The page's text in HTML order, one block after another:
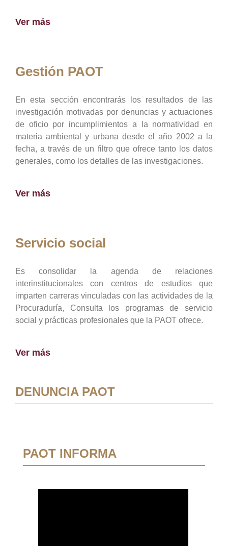
Ver más
Gestión PAOT
En esta sección encontrarás los resultados de las
investigación motivadas por denuncias y actuaciones
de oficio por incumplimientos a la normatividad en
materia ambiental y urbana desde el año 2002 a la
fecha, a través de un filtro que ofrece tanto los datos
generales, como los detalles de las investigaciones.
Ver más
Servicio social
Es consolidar la agenda de relaciones
interinstitucionales con centros de estudios que
imparten carreras vinculadas con las actividades de la
Procuraduría, Consulta los programas de servicio
social y prácticas profesionales que la PAOT ofrece.
Ver más
DENUNCIA PAOT
PAOT INFORMA